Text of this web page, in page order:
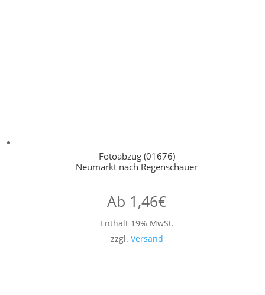
Fotoabzug (01676)
Neumarkt nach Regenschauer
Ab 1,46€
Enthält 19% MwSt.
zzgl. Versand